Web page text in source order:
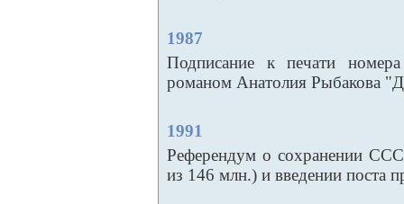
1987
Подписание к печати
романом Анатолия Рыбакова
1991
Референдум о сохранении
из 146 млн.) и введении поста